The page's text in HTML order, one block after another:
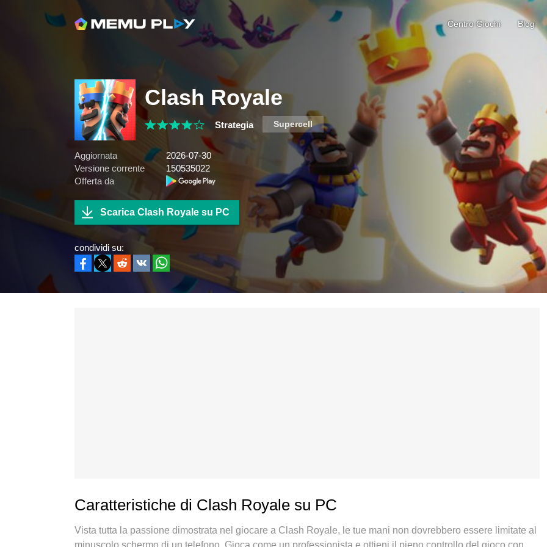
Blog
Centro Giochi
Clash Royale
Strategia Supercell
Aggiornata
2026-07-30
Versione corrente
150535022
Offerta da
Scarica Clash Royale su PC
condividi su:
Caratteristiche di Clash Royale su PC
Vista tutta la passione dimostrata nel giocare a Clash Royale, le tue mani non dovrebbero essere limitate al
minuscolo schermo di un telefono. Gioca come un professionista e ottieni il pieno controllo del gioco con